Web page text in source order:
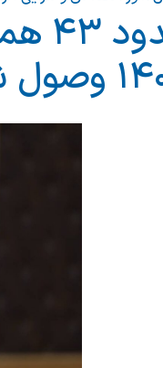
شد